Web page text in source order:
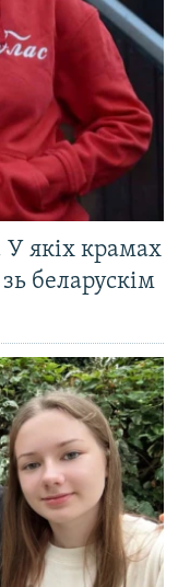
якіх крамах
беларускім